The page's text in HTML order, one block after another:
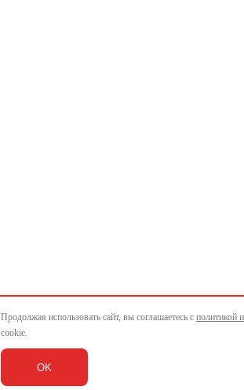
Продолжая использовать сайт, вы соглашаетесь с политикой
cookie.
OK